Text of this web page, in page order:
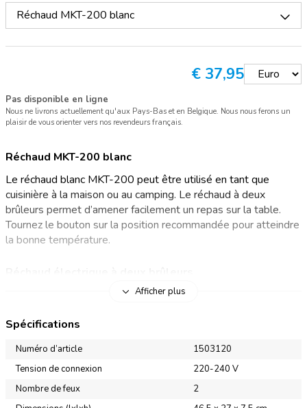
Réchaud MKT-200 blanc
€ 37,95
Pas disponible en ligne
Nous ne livrons actuellement qu'aux Pays-Bas et en Belgique. Nous nous ferons un
plaisir de vous orienter vers nos revendeurs français.
Réchaud MKT-200 blanc
Le réchaud blanc MKT-200 peut être utilisé en tant que
cuisinière à la maison ou au camping. Le réchaud à deux
brûleurs permet d’amener facilement un repas sur la table.
Tournez le bouton sur la position recommandée pour atteindre
la bonne température.
Alors, le réchaud blanc Mestic MKT-120 est celui qui vous
convient. Le réchaud sur pied à 2 brûleurs dispose d’assez
d’espace pour de larges éléments de cuisine. Vous pouvez
facilement préparer des repas avec une ou deux casseroles
facile à brancher. La puissance de 2500 W est divisée entre
Afficher plus
Spécifications
Numéro d’article
1503120
Tension de connexion
220-240 V
Nombre de feux
2